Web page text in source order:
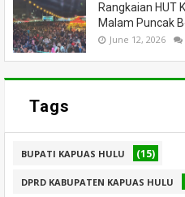
Rangkaian HUT
Malam Puncak
June 12, 2026
Tags
BUPATI KAPUAS HULU (15)
DPRD KABUPATEN KAPUAS HULU